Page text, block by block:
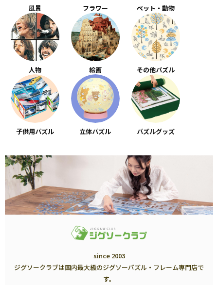
風景 フラワー ペット・動物
人物 絵画 その他パズル
子供用パズル 立体パズル パズルグッズ
since 2003
ジグソークラブは国内最大級のジグソーパズル・フレーム専門店で
す。